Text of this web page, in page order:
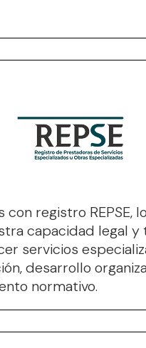
con registro REPSE,
capacidad legal y
servicios
desarrollo
normativo.